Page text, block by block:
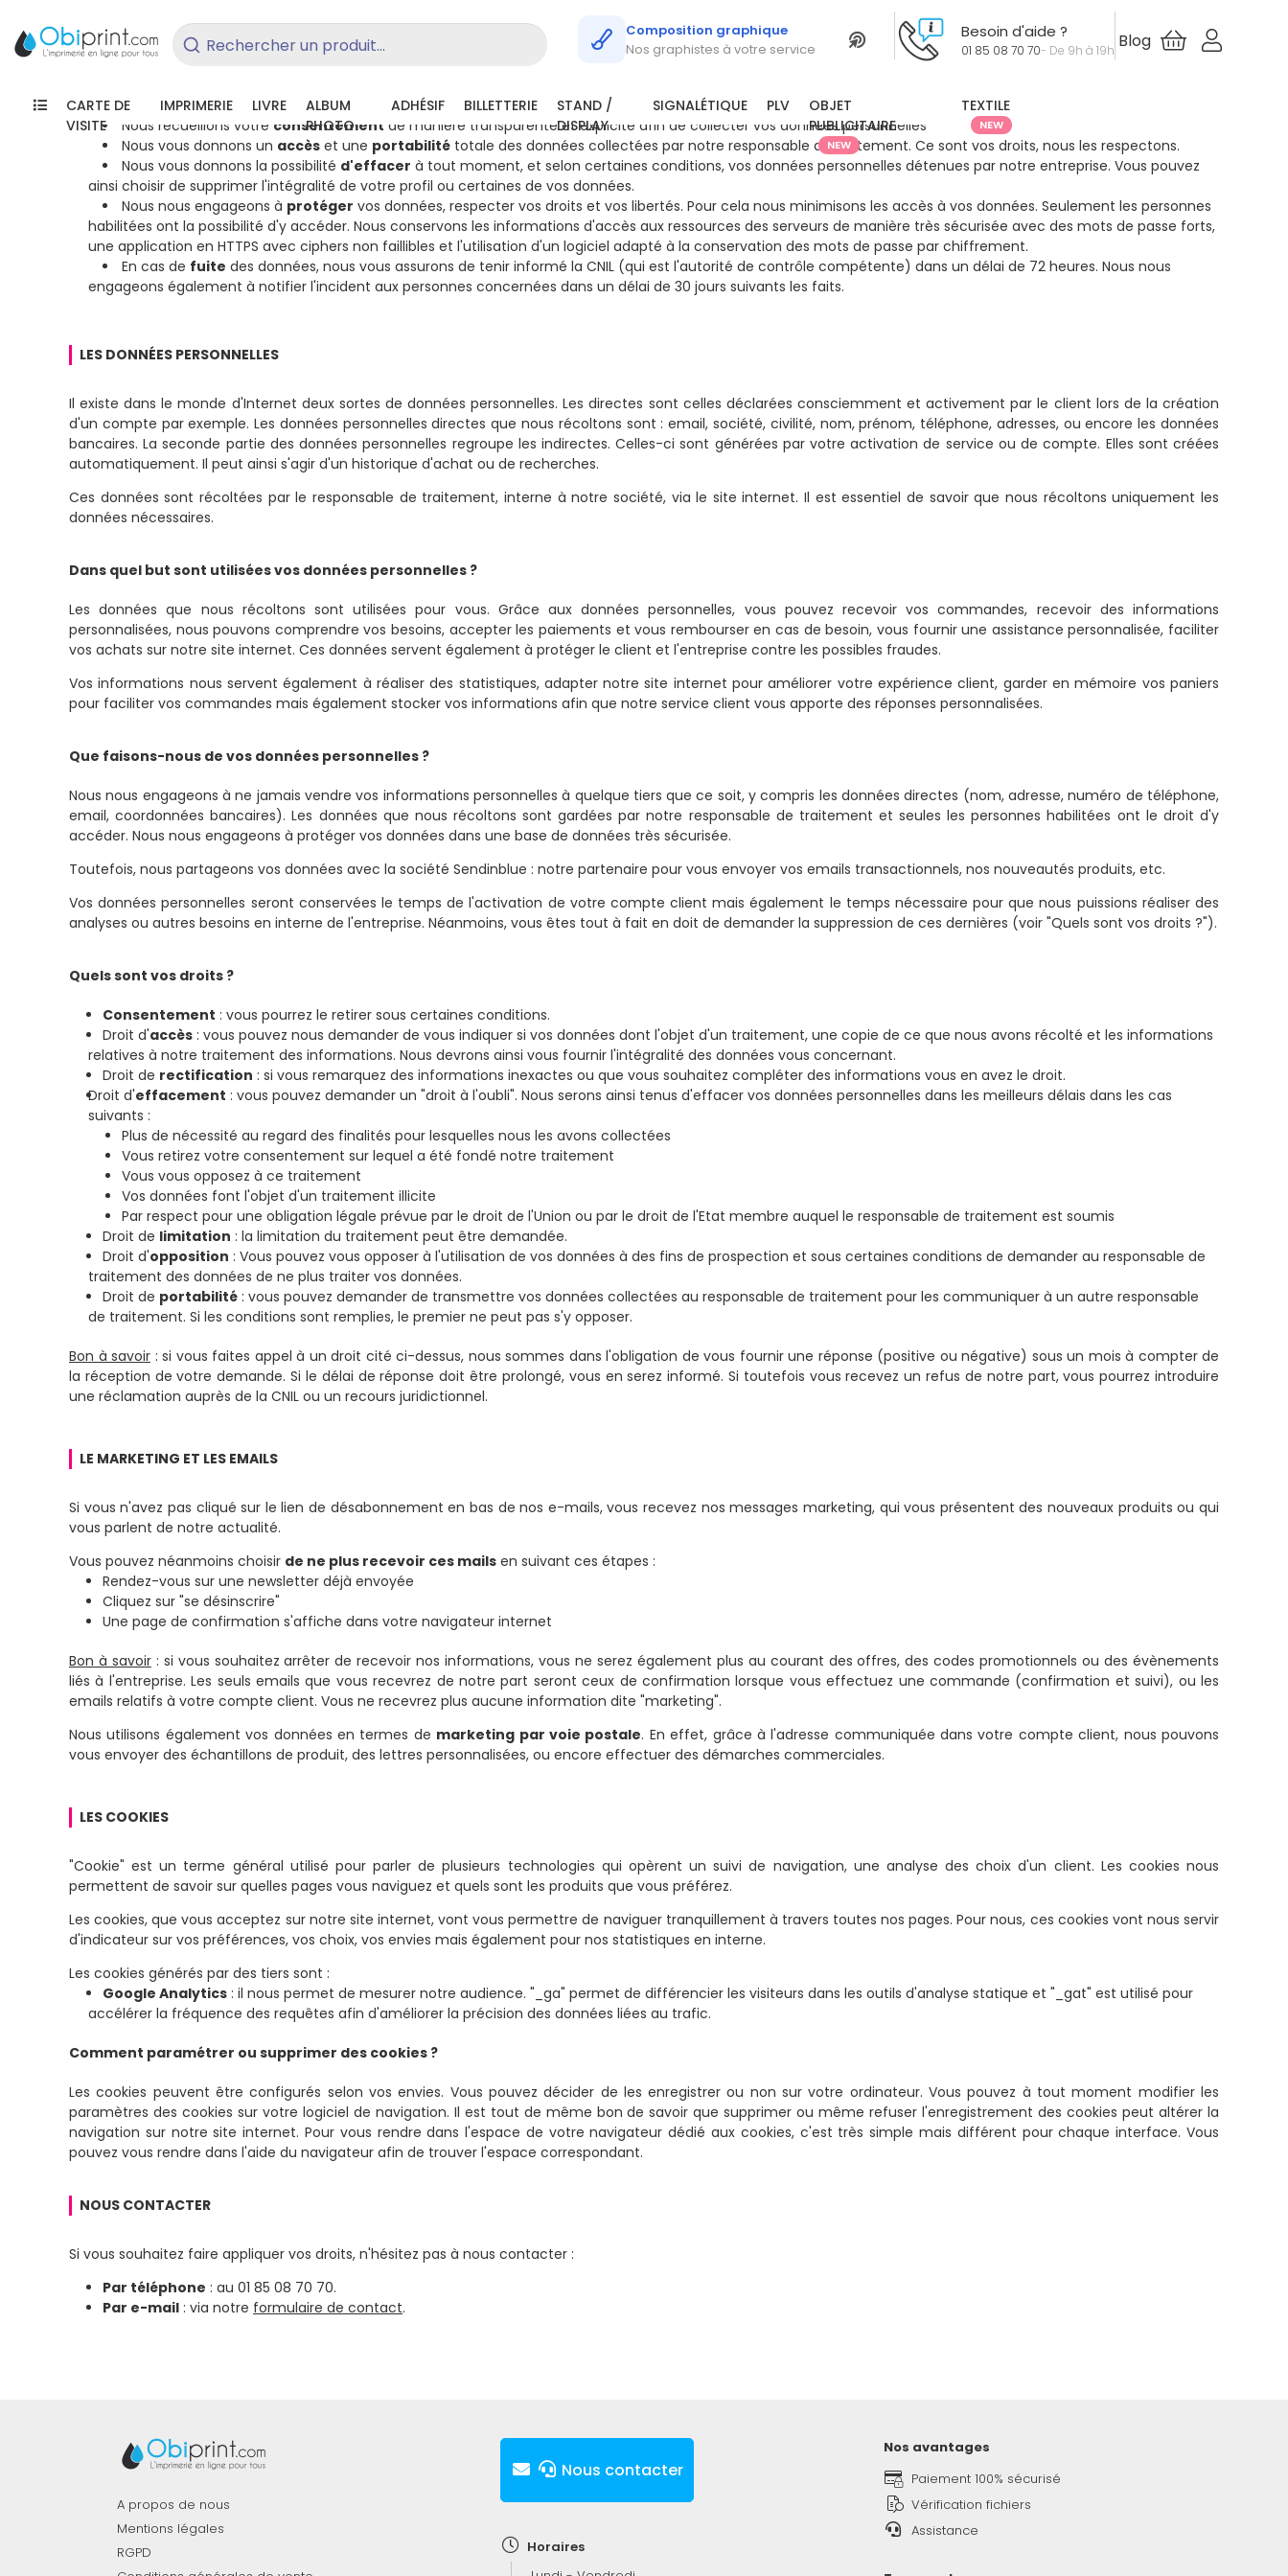
Rechercher un produit...
Composition graphique
Nos graphistes à votre service
Besoin d'aide ?
01 85 08 70 70- De 9h à 19h Blog
CARTE DE
VISITE
IMPRIMERIE LIVRE
ALBUM
PHOTO
ADHÉSIF BILLETTERIE
STAND /
DISPLAY
SIGNALÉTIQUE PLV
OBJET
PUBLICITAIRE
NEW
TEXTILE
NEW
POLITIQUEDE CONFIDENTIALITÉ ET COOKIES
Nous recueillons votre consentement de manière transparente et explicite afin de collecter vos données personnelles
Nous vous donnons un accès et une portabilité totale des données collectées par notre responsable de traitement. Ce sont vos droits, nous les respectons.
Nous vous donnons la possibilité d'effacer à tout moment, et selon certaines conditions, vos données personnelles détenues par notre entreprise. Vous pouvez
ainsi choisir de supprimer l'intégralité de votre profil ou certaines de vos données.
Nous nous engageons à protéger vos données, respecter vos droits et vos libertés. Pour cela nous minimisons les accès à vos données. Seulement les personnes
habilitées ont la possibilité d'y accéder. Nous conservons les informations d'accès aux ressources des serveurs de manière très sécurisée avec des mots de passe forts,
une application en HTTPS avec ciphers non faillibles et l'utilisation d'un logiciel adapté à la conservation des mots de passe par chiffrement.
En cas de fuite des données, nous vous assurons de tenir informé la CNIL (qui est l'autorité de contrôle compétente) dans un délai de 72 heures. Nous nous
engageons également à notifier l'incident aux personnes concernées dans un délai de 30 jours suivants les faits.
LES DONNÉES PERSONNELLES
Il existe dans le monde d'Internet deux sortes de données personnelles. Les directes sont celles déclarées consciemment et activement par le client lors de la création
d'un compte par exemple. Les données personnelles directes que nous récoltons sont : email, société, civilité, nom, prénom, téléphone, adresses, ou encore les données
bancaires. La seconde partie des données personnelles regroupe les indirectes. Celles-ci sont générées par votre activation de service ou de compte. Elles sont créées
automatiquement. Il peut ainsi s'agir d'un historique d'achat ou de recherches.
Ces données sont récoltées par le responsable de traitement, interne à notre société, via le site internet. Il est essentiel de savoir que nous récoltons uniquement les
données nécessaires.
Dans quel but sont utilisées vos données personnelles ?
Les données que nous récoltons sont utilisées pour vous. Grâce aux données personnelles, vous pouvez recevoir vos commandes, recevoir des informations
personnalisées, nous pouvons comprendre vos besoins, accepter les paiements et vous rembourser en cas de besoin, vous fournir une assistance personnalisée, faciliter
vos achats sur notre site internet. Ces données servent également à protéger le client et l'entreprise contre les possibles fraudes.
Vos informations nous servent également à réaliser des statistiques, adapter notre site internet pour améliorer votre expérience client, garder en mémoire vos paniers
pour faciliter vos commandes mais également stocker vos informations afin que notre service client vous apporte des réponses personnalisées.
Que faisons-nous de vos données personnelles ?
Nous nous engageons à ne jamais vendre vos informations personnelles à quelque tiers que ce soit, y compris les données directes (nom, adresse, numéro de téléphone,
email, coordonnées bancaires). Les données que nous récoltons sont gardées par notre responsable de traitement et seules les personnes habilitées ont le droit d'y
accéder. Nous nous engageons à protéger vos données dans une base de données très sécurisée.
Toutefois, nous partageons vos données avec la société Sendinblue : notre partenaire pour vous envoyer vos emails transactionnels, nos nouveautés produits, etc.
Vos données personnelles seront conservées le temps de l'activation de votre compte client mais également le temps nécessaire pour que nous puissions réaliser des
analyses ou autres besoins en interne de l'entreprise. Néanmoins, vous êtes tout à fait en doit de demander la suppression de ces dernières (voir "Quels sont vos droits ?").
Quels sont vos droits ?
Consentement : vous pourrez le retirer sous certaines conditions.
Droit d'accès : vous pouvez nous demander de vous indiquer si vos données dont l'objet d'un traitement, une copie de ce que nous avons récolté et les informations
relatives à notre traitement des informations. Nous devrons ainsi vous fournir l'intégralité des données vous concernant.
Droit de rectification : si vous remarquez des informations inexactes ou que vous souhaitez compléter des informations vous en avez le droit.
Droit d'effacement : vous pouvez demander un "droit à l'oubli". Nous serons ainsi tenus d'effacer vos données personnelles dans les meilleurs délais dans les cas
suivants :
Plus de nécessité au regard des finalités pour lesquelles nous les avons collectées
Vous retirez votre consentement sur lequel a été fondé notre traitement
Vous vous opposez à ce traitement
Vos données font l'objet d'un traitement illicite
Par respect pour une obligation légale prévue par le droit de l'Union ou par le droit de l'Etat membre auquel le responsable de traitement est soumis
Droit de limitation : la limitation du traitement peut être demandée.
Droit d'opposition : Vous pouvez vous opposer à l'utilisation de vos données à des fins de prospection et sous certaines conditions de demander au responsable de
traitement des données de ne plus traiter vos données.
Droit de portabilité : vous pouvez demander de transmettre vos données collectées au responsable de traitement pour les communiquer à un autre responsable
de traitement. Si les conditions sont remplies, le premier ne peut pas s'y opposer.
Bon à savoir : si vous faites appel à un droit cité ci-dessus, nous sommes dans l'obligation de vous fournir une réponse (positive ou négative) sous un mois à compter de
la réception de votre demande. Si le délai de réponse doit être prolongé, vous en serez informé. Si toutefois vous recevez un refus de notre part, vous pourrez introduire
une réclamation auprès de la CNIL ou un recours juridictionnel.
LE MARKETING ET LES EMAILS
Si vous n'avez pas cliqué sur le lien de désabonnement en bas de nos e-mails, vous recevez nos messages marketing, qui vous présentent des nouveaux produits ou qui
vous parlent de notre actualité.
Vous pouvez néanmoins choisir de ne plus recevoir ces mails en suivant ces étapes :
Rendez-vous sur une newsletter déjà envoyée
Cliquez sur "se désinscrire"
Une page de confirmation s'affiche dans votre navigateur internet
Bon à savoir: si vous souhaitez arrêter de recevoir nos informations, vous ne serez également plus au courant des offres, des codes promotionnels ou des évènements
liés à l'entreprise. Les seuls emails que vous recevrez de notre part seront ceux de confirmation lorsque vous effectuez une commande (confirmation et suivi), ou les
emails relatifs à votre compte client. Vous ne recevrez plus aucune information dite "marketing".
Nous utilisons également vos données en termes de marketing par voie postale. En effet, grâce à l'adresse communiquée dans votre compte client, nous pouvons
vous envoyer des échantillons de produit, des lettres personnalisées, ou encore effectuer des démarches commerciales.
LES COOKIES
"Cookie" est un terme général utilisé pour parler de plusieurs technologies qui opèrent un suivi de navigation, une analyse des choix d'un client. Les cookies nous
permettent de savoir sur quelles pages vous naviguez et quels sont les produits que vous préférez.
Les cookies, que vous acceptez sur notre site internet, vont vous permettre de naviguer tranquillement à travers toutes nos pages. Pour nous, ces cookies vont nous servir
d'indicateur sur vos préférences, vos choix, vos envies mais également pour nos statistiques en interne.
Les cookies générés par des tiers sont :
Google Analytics : il nous permet de mesurer notre audience. "_ga" permet de différencier les visiteurs dans les outils d'analyse statique et "_gat" est utilisé pour
accélérer la fréquence des requêtes afin d'améliorer la précision des données liées au trafic.
Comment paramétrer ou supprimer des cookies ?
Les cookies peuvent être configurés selon vos envies. Vous pouvez décider de les enregistrer ou non sur votre ordinateur. Vous pouvez à tout moment modifier les
paramètres des cookies sur votre logiciel de navigation. Il est tout de même bon de savoir que supprimer ou même refuser l'enregistrement des cookies peut altérer la
navigation sur notre site internet. Pour vous rendre dans l'espace de votre navigateur dédié aux cookies, c'est très simple mais différent pour chaque interface. Vous
pouvez vous rendre dans l'aide du navigateur afin de trouver l'espace correspondant.
NOUS CONTACTER
Si vous souhaitez faire appliquer vos droits, n'hésitez pas à nous contacter :
Par téléphone : au 01 85 08 70 70.
Par e-mail : via notre formulaire de contact.
A propos de nous
Mentions légales
RGPD
Nous contacter
Horaires
Nos avantages
Paiement 100% sécurisé
Vérification fichiers
Assistance